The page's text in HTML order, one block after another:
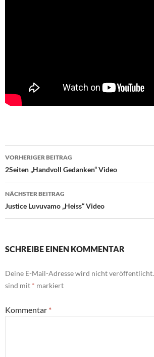
Beitragsnavigation
VORHERIGER BEITRAG
2Seiten „Handvoll Gedanken“ Video
NÄCHSTER BEITRAG
Justice Luvuvamo „Heiss“ Video
SCHREIBE EINEN KOMMENTAR
Deine E-Mail-Adresse wird nicht veröffentlicht.
sind mit * markiert
Kommentar *